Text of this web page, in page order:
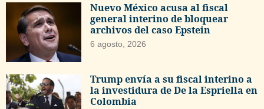
Nuevo México acusa al fiscal
general interino de bloquear
archivos del caso Epstein
6 agosto, 2026
Trump envía a su fiscal interino a
la investidura de De la Espriella en
Colombia